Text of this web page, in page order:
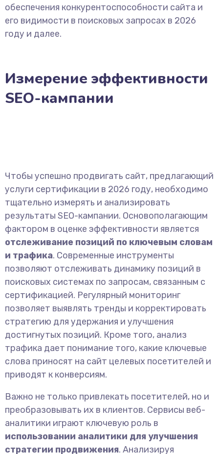
обеспечения конкурентоспособности сайта и
его видимости в поисковых запросах в 2026
году и далее.
Измерение эффективности
SEO-кампании
Чтобы успешно продвигать сайт, предлагающий
услуги сертификации в 2026 году, необходимо
тщательно измерять и анализировать
результаты SEO-кампании. Основополагающим
фактором в оценке эффективности является
отслеживание позиций по ключевым словам
и трафика. Современные инструменты
позволяют отслеживать динамику позиций в
поисковых системах по запросам, связанным с
сертификацией. Регулярный мониторинг
позволяет выявлять тренды и корректировать
стратегию для удержания и улучшения
достигнутых позиций. Кроме того, анализ
трафика дает понимание того, какие ключевые
слова приносят на сайт целевых посетителей и
приводят к конверсиям.
Важно не только привлекать посетителей, но и
преобразовывать их в клиентов. Сервисы веб-
аналитики играют ключевую роль в
использовании аналитики для улучшения
стратегии продвижения. Анализируя